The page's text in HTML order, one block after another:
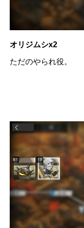
オリジムシx2
ただのやられ役。